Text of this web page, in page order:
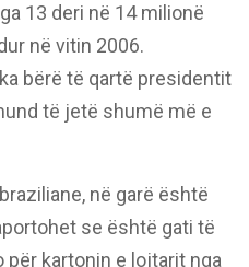
13 deri në 14 milionë
në vitin 2006.
bërë të qartë presidentit
të jetë shumë më e
në garë është
se është gati të
kartonin e lojtarit nga